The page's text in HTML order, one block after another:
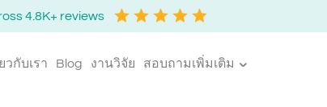
4.8K+ reviews
วกับเรา Blog งานวิจัย สอบถามเพิ่มเติม